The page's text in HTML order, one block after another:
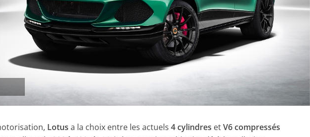
Lotus a la choix entre les actuels4 cylindres etV6 compressés